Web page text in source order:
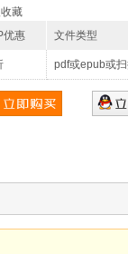
藏
优惠
文件类型
pdf或epub或